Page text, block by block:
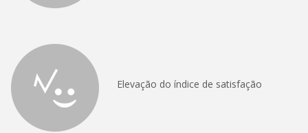
Elevação do índice de satisfação